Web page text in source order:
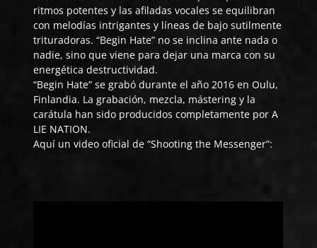
ritmos potentes y las afiladas vocales se equilibran
con melodías intrigantes y líneas de bajo sutilmente
trituradoras. “Begin Hate” no se inclina ante nada o
nadie, sino que viene para dejar una marca con su
energética destructividad.
“Begin Hate” se grabó durante el año 2016 en Oulu,
Finlandia. La grabación, mezcla, mástering y la
carátula han sido producidos completamente porA
LIE NATION.
Aquí un video oficial de “Shooting the Messenger”: